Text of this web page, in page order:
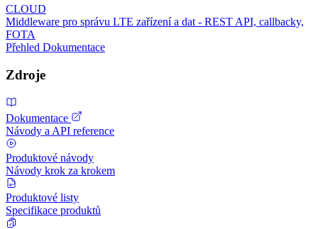
CLOUD
Middleware pro správu LTE zařízení a dat - REST API, callbacky,
FOTA
Přehled Dokumentace
Zdroje
Dokumentace
Návody a API reference
Produktové návody
Návody krok za krokem
Produktové listy
Specifikace produktů